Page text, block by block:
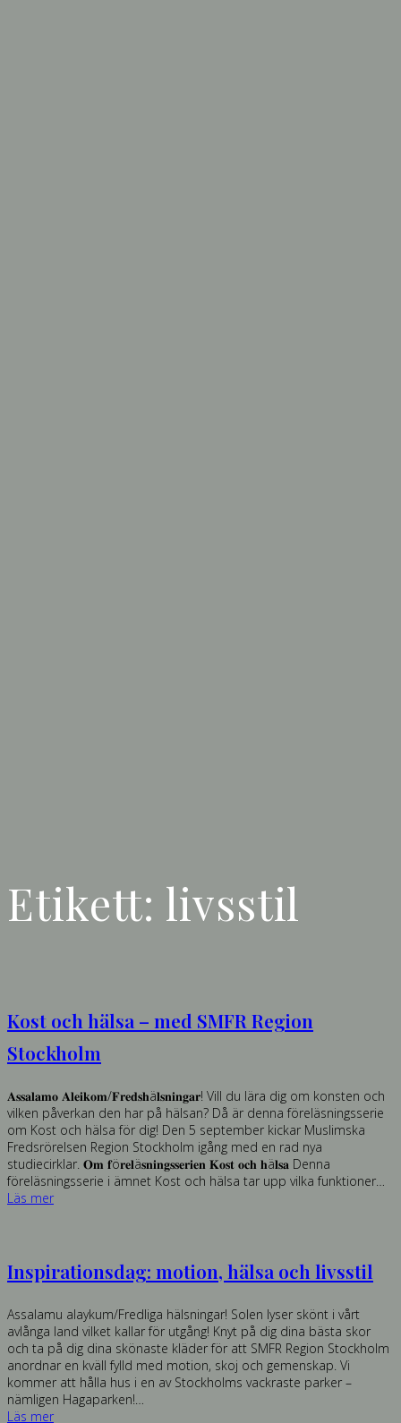
Etikett: livsstil
Kost och hälsa – med SMFR Region
Stockholm
𝐀𝐬𝐬𝐚𝐥𝐚𝐦𝐨 𝐀𝐥𝐞𝐢𝐤𝐨𝐦/𝐅𝐫𝐞𝐝𝐬𝐡ä𝐥𝐬𝐧𝐢𝐧𝐠𝐚𝐫! Vill du lära dig om konsten och
vilken påverkan den har på hälsan? Då är denna föreläsningsserie
om Kost och hälsa för dig! Den 5 september kickar Muslimska
Fredsrörelsen Region Stockholm igång med en rad nya
studiecirklar. 𝐎𝐦 𝐟ö𝐫𝐞𝐥ä𝐬𝐧𝐢𝐧𝐠𝐬𝐬𝐞𝐫𝐢𝐞𝐧 𝐊𝐨𝐬𝐭 𝐨𝐜𝐡 𝐡ä𝐥𝐬𝐚 Denna
föreläsningsserie i ämnet Kost och hälsa tar upp vilka funktioner…
Läs mer
Inspirationsdag: motion, hälsa och livsstil
Assalamu alaykum/Fredliga hälsningar! Solen lyser skönt i vårt
avlånga land vilket kallar för utgång! Knyt på dig dina bästa skor
och ta på dig dina skönaste kläder för att SMFR Region Stockholm
anordnar en kväll fylld med motion, skoj och gemenskap. Vi
kommer att hålla hus i en av Stockholms vackraste parker –
nämligen Hagaparken!…
Läs mer